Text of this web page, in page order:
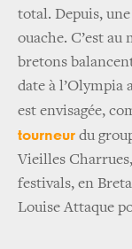
total. Depuis,
ouache. C’est
bretons
date à l’Olympia
est envisagée,
tourneur du
Vieilles
festivals, en
Louise Attaque